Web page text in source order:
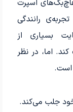
اسپرت
رانندگی
بسیاری از
اما، در نظر
است.
خود جلب می‌کند.